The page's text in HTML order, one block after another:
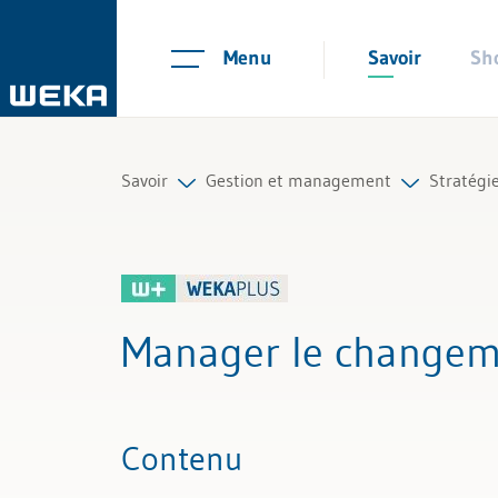
Menu Savoir
Savoir
Gestion et management
Compétences personnelles
Droit
Gestion et management
Organisation et gestion
Manager le
Contenu